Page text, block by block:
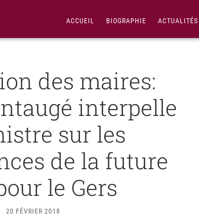
ACCUEIL BIOGRAPHIE ACTUALITÉS
des maires:
interpelle
sur les
de la future
le Gers
20 FÉVRIER 2018